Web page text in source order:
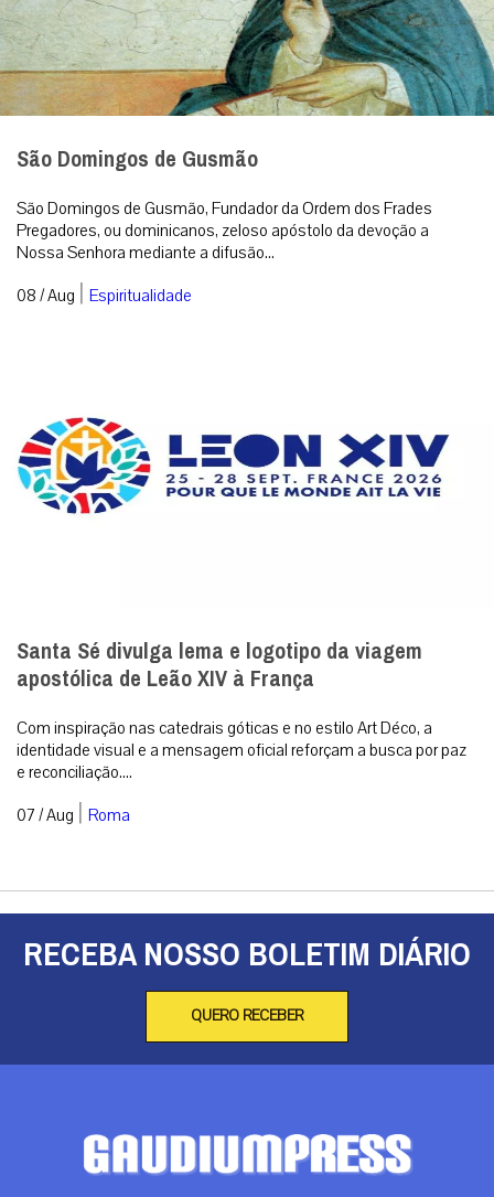
São Domingos de Gusmão
São Domingos de Gusmão, Fundador da Ordem dos Frades
Pregadores, ou dominicanos, zeloso apóstolo da devoção a
Nossa Senhora mediante a difusão...
08 / Aug | Espiritualidade
Santa Sé divulga lema e logotipo da viagem
apostólica de Leão XIV à França
Com inspiração nas catedrais góticas e no estilo Art Déco, a
identidade visual e a mensagem oficial reforçam a busca por paz
e reconciliação....
07 / Aug | Roma
RECEBA NOSSO BOLETIM DIÁRIO
QUERO RECEBER